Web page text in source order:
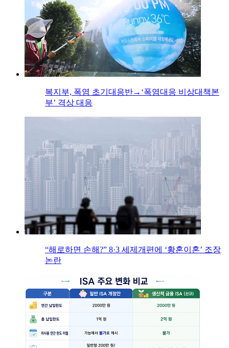
복지부, 폭염 초기대응반→‘폭염대응 비상대책본
부’ 격상 대응
“해로하면 손해?” 8·3 세제개편에 ‘황혼이혼’ 조장
논란